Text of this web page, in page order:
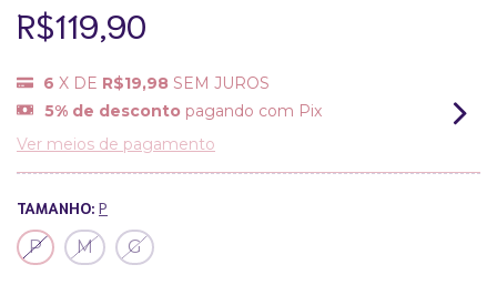
R$119,90
6 X DE R$19,98 SEM JUROS
5% de desconto pagando com Pix
Ver meios de pagamento
TAMANHO: P
P M G